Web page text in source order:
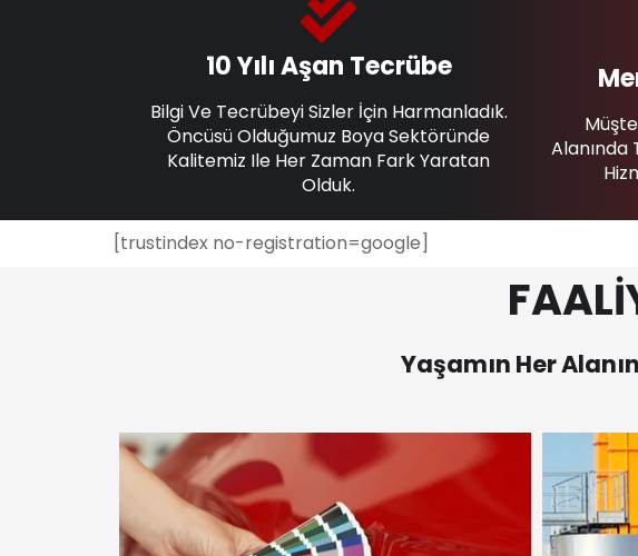
10 Yılı Aşan Tecrübe
Bilgi Ve Tecrübeyi Sizler İçin Harmanladık.
Öncüsü Olduğumuz Boya Sektöründe
Kalitemiz Ile Her Zaman Fark Yaratan
Olduk.
Alanında
[trustindex no-registration=google]
Yaşamın Her